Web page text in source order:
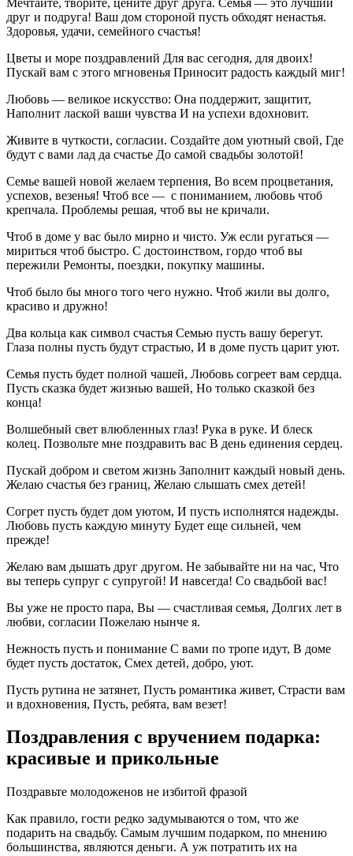
друг и подруга! Ваш дом стороной пусть обходят ненастья.
Здоровья, удачи, семейного счастья!
Цветы и море поздравлений Для вас сегодня, для двоих!
Пускай вам с этого мгновенья Приносит радость каждый миг!
Любовь — великое искусство: Она поддержит, защитит,
Наполнит лаской ваши чувства И на успехи вдохновит.
Живите в чуткости, согласии. Создайте дом уютный свой, Где
будут с вами лад да счастье До самой свадьбы золотой!
Семье вашей новой желаем терпения, Во всем процветания,
успехов, везенья! Чтоб все — с пониманием, любовь чтоб
крепчала. Проблемы решая, чтоб вы не кричали.
Чтоб в доме у вас было мирно и чисто. Уж если ругаться —
мириться чтоб быстро. С достоинством, гордо чтоб вы
пережили Ремонты, поездки, покупку машины.
Чтоб было бы много того чего нужно. Чтоб жили вы долго,
красиво и дружно!
Два кольца как символ счастья Семью пусть вашу берегут.
Глаза полны пусть будут страстью, И в доме пусть царит уют.
Семья пусть будет полной чашей, Любовь согреет вам сердца.
Пусть сказка будет жизнью вашей, Но только сказкой без
конца!
Волшебный свет влюбленных глаз! Рука в руке. И блеск
колец. Позвольте мне поздравить вас В день единения сердец.
Пускай добром и светом жизнь Заполнит каждый новый день.
Желаю счастья без границ, Желаю слышать смех детей!
Согрет пусть будет дом уютом, И пусть исполнятся надежды.
Любовь пусть каждую минуту Будет еще сильней, чем
прежде!
Желаю вам дышать друг другом. Не забывайте ни на час, Что
вы теперь супруг с супругой! И навсегда! Со свадьбой вас!
Вы уже не просто пара, Вы — счастливая семья, Долгих лет в
любви, согласии Пожелаю нынче я.
Нежность пусть и понимание С вами по тропе идут, В доме
будет пусть достаток, Смех детей, добро, уют.
Пусть рутина не затянет, Пусть романтика живет, Страсти вам
и вдохновения, Пусть, ребята, вам везет!
Поздравления с вручением подарка:
красивые и прикольные
Поздравьте молодоженов не избитой фразой
Как правило, гости редко задумываются о том, что же
подарить на свадьбу. Самым лучшим подарком, по мнению
большинства, являются деньги. А уж потратить их на